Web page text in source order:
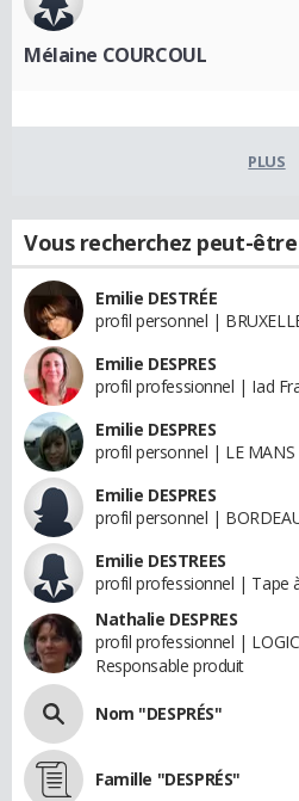
Mélaine COURCOUL
PLUS
Vous recherchez peut-être
Emilie DESTRÉE
profil personnel |
Emilie DESPRES
profil professionnel | Iad
Emilie DESPRES
profil personnel | LE MANS
Emilie DESPRES
profil personnel |
Emilie DESTREES
profil professionnel | Tape
Nathalie DESPRES
profil professionnel |
Responsable produit
Nom "DESPRÉS"
Famille "DESPRÉS"